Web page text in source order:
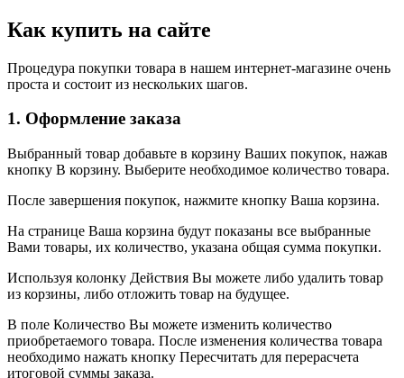
Как купить на сайте
Процедура покупки товара в нашем интернет-магазине очень
проста и состоит из нескольких шагов.
1. Оформление заказа
Выбранный товар добавьте в корзину Ваших покупок, нажав
кнопку В корзину. Выберите необходимое количество товара.
После завершения покупок, нажмите кнопку Ваша корзина.
На странице Ваша корзина будут показаны все выбранные
Вами товары, их количество, указана общая сумма покупки.
Используя колонку Действия Вы можете либо удалить товар
из корзины, либо отложить товар на будущее.
В поле Количество Вы можете изменить количество
приобретаемого товара. После изменения количества товара
необходимо нажать кнопку Пересчитать для перерасчета
итоговой суммы заказа.